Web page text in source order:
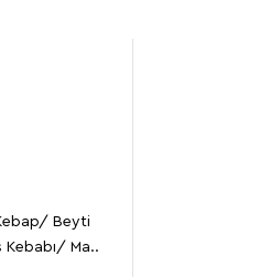
Beyti
Ma..